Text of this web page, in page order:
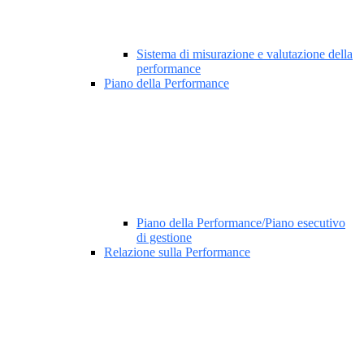
Sistema di misurazione e valutazione della
performance
Piano della Performance
Piano della Performance/Piano esecutivo
di gestione
Relazione sulla Performance